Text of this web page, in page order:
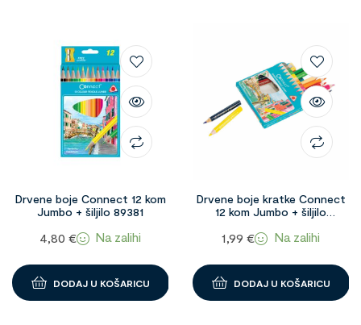
Drvene boje Connect 12 kom
Jumbo + šiljilo 89381
4,80 € Na zalihi
DODAJ U KOŠARICU
Drvene boje kratke Connect
12 kom Jumbo + šiljilo
1,99€ Na zalihi
DODAJ U KOŠARICU